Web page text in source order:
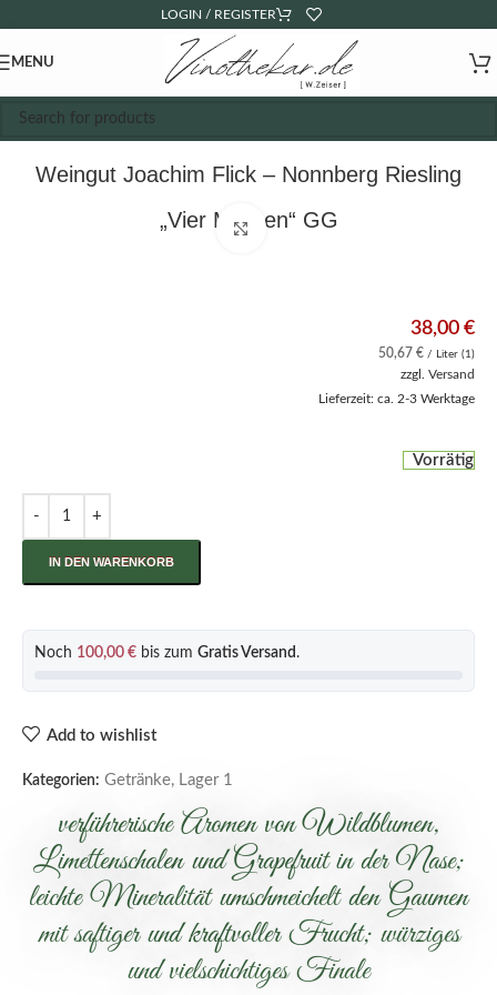
LOGIN / REGISTER
MENU
Weingut Joachim Flick – Nonnberg Riesling
„Vier Morgen“ GG
Click to enlarge
38,00 €
50,67 € / Liter (1)
zzgl. Versand
Lieferzeit: ca. 2-3 Werktage
Vorrätig
IN DEN WARENKORB
Noch 100,00 € bis zum Gratis Versand .
Add to wishlist
Kategorien: Getränke, Lager 1
verführerische Aromen von Wildblumen,
Limettenschalen und Grapefruit in der Nase;
leichte Mineralität umschmeichelt den Gaumen
mit saftiger und kraftvoller Frucht; würziges
und vielschichtiges Finale